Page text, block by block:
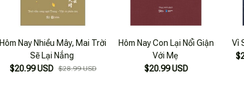
Hôm Nay Nhiều Mây, Mai Trời
Sẽ Lại Nắng
$20.99 USD $28.99 USD
Hôm Nay Con Lại Nổi Giận
Với Mẹ
$20.99 USD
Vì